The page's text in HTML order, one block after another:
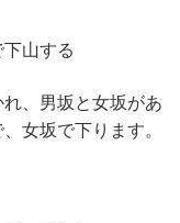
、男坂と女坂があ
、女坂で下ります。